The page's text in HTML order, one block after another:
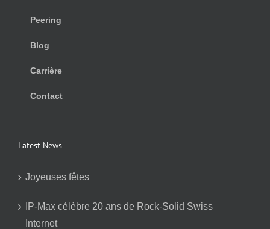
Peering
Blog
Carrière
Contact
Latest News
Joyeuses fêtes
IP-Max célèbre 20 ans de Rock-Solid Swiss
Internet